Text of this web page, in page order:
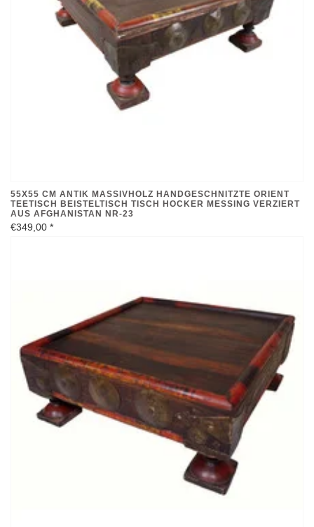
55X55 CM ANTIK MASSIVHOLZ HANDGESCHNITZTE ORIENT
TEETISCH BEISTELTISCH TISCH HOCKER MESSING VERZIERT
AUS AFGHANISTAN NR-23
€349,00 *